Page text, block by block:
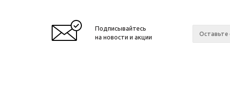
Подписывайтесь
на новости и акции